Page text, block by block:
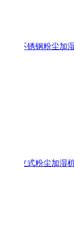
不锈钢粉尘加湿机
立式粉尘加湿机